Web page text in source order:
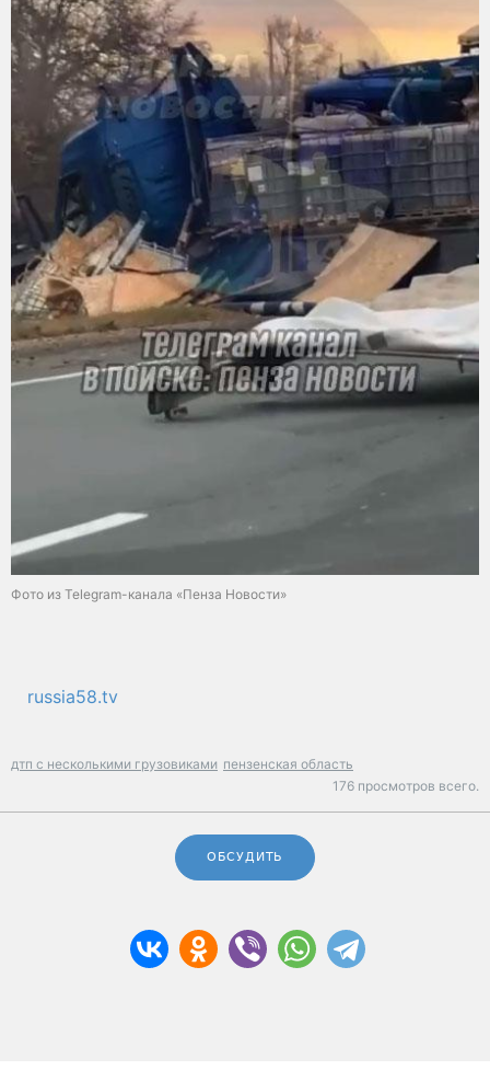
Фото из Telegram-канала «Пенза Новости»
russia58.tv
дтп с несколькими грузовиками пензенская область
176 просмотров всего.
ОБСУДИТЬ